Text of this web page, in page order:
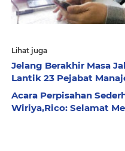
Lihat juga
Jelang Berakhir Masa
Lantik 23 Pejabat
Acara Perpisahan
Wiriya,Rico: Selamat